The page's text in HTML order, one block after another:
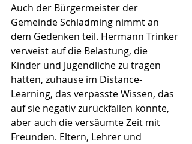
Auch der Bürgermeister der
Gemeinde Schladming nimmt an
dem Gedenken teil. Hermann Trinker
verweist auf die Belastung, die
Kinder und Jugendliche zu tragen
hatten, zuhause im Distance-
Learning, das verpasste Wissen, das
auf sie negativ zurückfallen könnte,
aber auch die versäumte Zeit mit
Freunden. Eltern, Lehrer und